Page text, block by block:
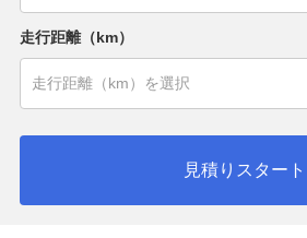
走行距離（km）
見積りスタート